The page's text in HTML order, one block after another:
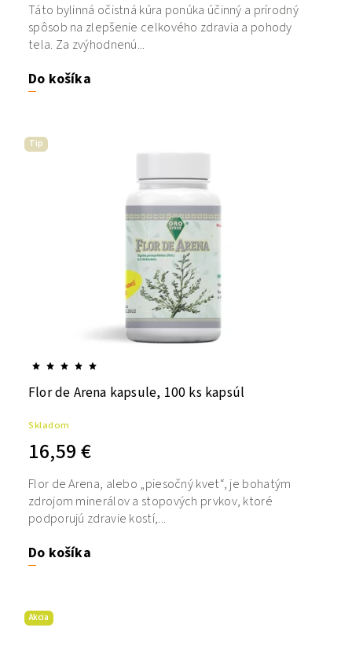
Do košíka
Táto bylinná očistná kúra ponúka účinný a prírodný
spôsob na zlepšenie celkového zdravia a pohody
tela. Za zvýhodnenú...
Tip
Flor de Arena kapsule, 100 ks kapsúl
Skladom
16,59 €
Do košíka
Flor de Arena, alebo „piesočný kvet“, je bohatým
zdrojom minerálov a stopových prvkov, ktoré
podporujú zdravie kostí,...
Akcia